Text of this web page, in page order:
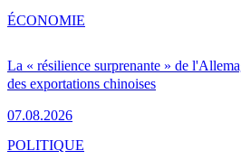
La « résilience surprenante » de
des exportations chinoises
07.08.2026
ÉCONOMIE
POLITIQUE